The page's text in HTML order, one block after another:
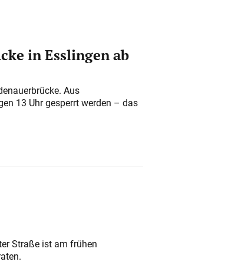
in Esslingen ab
Aus
13 Uhr gesperrt werden – das
Straße ist am frühen